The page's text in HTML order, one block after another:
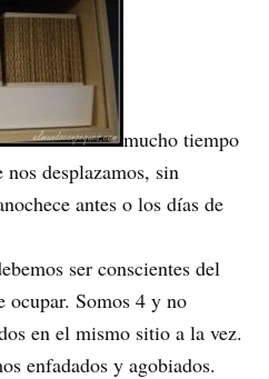
mucho tiempo
desplazamos, sin
antes o los días de
ser conscientes del
ocupar. Somos 4 y no
en el mismo sitio a la vez.
enfadados y agobiados.